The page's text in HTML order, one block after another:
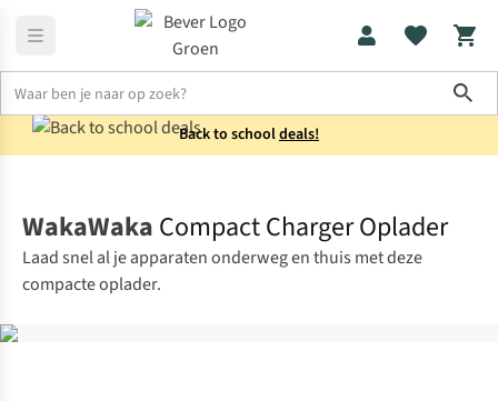
Back to schooldeals!
WakaWaka Compact Charger Oplader
Laad snel al je apparaten onderweg en thuis met deze
compacte oplader.